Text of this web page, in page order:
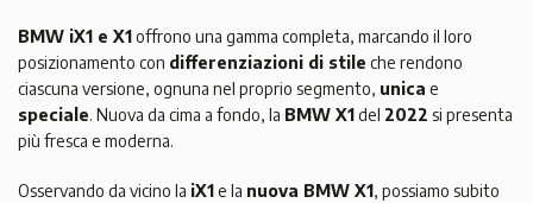
BMW iX1 e X1 offrono una gamma completa, marcando il loro
posizionamento con differenziazioni di stile che rendono
ciascuna versione, ognuna nel proprio segmento, unica e
speciale. Nuova da cima a fondo, la BMW X1 del 2022 si presenta
più fresca e moderna.
Osservando da vicino la iX1 e la nuova BMW X1, possiamo subito